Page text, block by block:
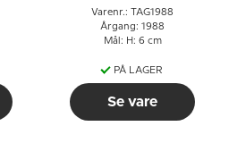
Varenr.: TAG1988
Årgang: 1988
Mål: H: 6 cm
PÅ LAGER
Se vare